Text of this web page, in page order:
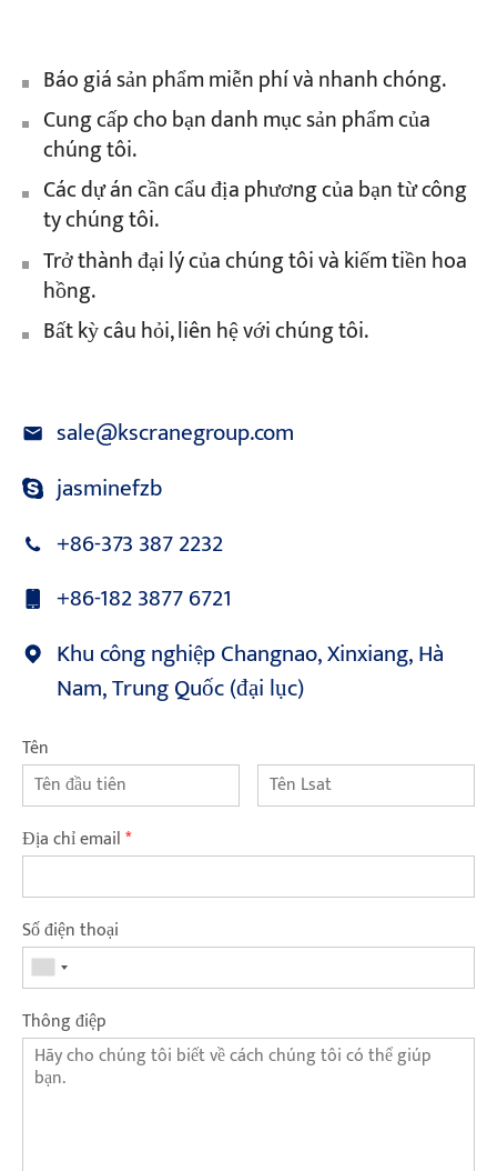
Báo giá sản phẩm miễn phí và nhanh chóng.
Cung cấp cho bạn danh mục sản phẩm của
chúng tôi.
Các dự án cần cẩu địa phương của bạn từ công
ty chúng tôi.
Trở thành đại lý của chúng tôi và kiếm tiền hoa
hồng.
Bất kỳ câu hỏi, liên hệ với chúng tôi.
sale@kscranegroup.com
jasminefzb
+86-373 387 2232
+86-182 3877 6721
Khu công nghiệp Changnao, Xinxiang, Hà
Nam, Trung Quốc (đại lục)
Tên
Địa chỉ email*
Số điện thoại
Thông điệp